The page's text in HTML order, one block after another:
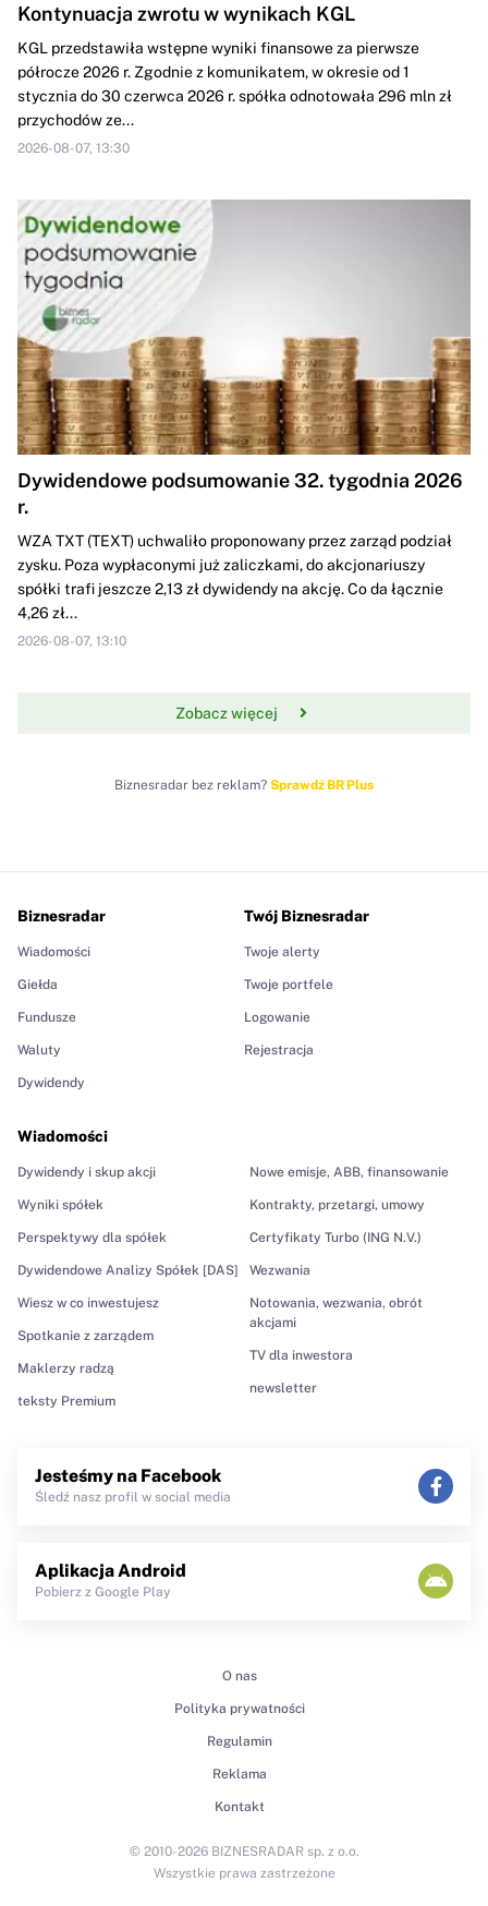
Kontynuacja zwrotu w wynikach KGL
KGL przedstawiła wstępne wyniki finansowe za pierwsze
półrocze 2026 r. Zgodnie z komunikatem, w okresie od 1
stycznia do 30 czerwca 2026 r. spółka odnotowała 296 mln zł
przychodów ze...
2026-08-07, 13:30
Dywidendowe podsumowanie 32. tygodnia 2026
r.
WZA TXT (TEXT) uchwaliło proponowany przez zarząd podział
zysku. Poza wypłaconymi już zaliczkami, do akcjonariuszy
spółki trafi jeszcze 2,13 zł dywidendy na akcję. Co da łącznie
4,26 zł...
2026-08-07, 13:10
Zobacz więcej
Biznesradar bez reklam? Sprawdź BR Plus
Biznesradar
Wiadomości
Giełda
Fundusze
Waluty
Dywidendy
Wiadomości
Dywidendy i skup akcji
Wyniki spółek
Perspektywy dla spółek
Dywidendowe Analizy Spółek [DAS]
Wiesz w co inwestujesz
Spotkanie z zarządem
Maklerzy radzą
teksty Premium
Nowe emisje, ABB, finansowanie
Kontrakty, przetargi, umowy
Certyfikaty Turbo (ING N.V.)
Wezwania
Notowania, wezwania, obrót
akcjami
TV dla inwestora
newsletter
Twój Biznesradar
Twoje alerty
Twoje portfele
Logowanie
Rejestracja
Jesteśmy na Facebook
Śledź nasz profil w social media
Aplikacja Android
Pobierz z Google Play
O nas
Polityka prywatności
Regulamin
Reklama
Kontakt
© 2010-2026 BIZNESRADAR sp. z o.o.
Wszystkie prawa zastrzeżone